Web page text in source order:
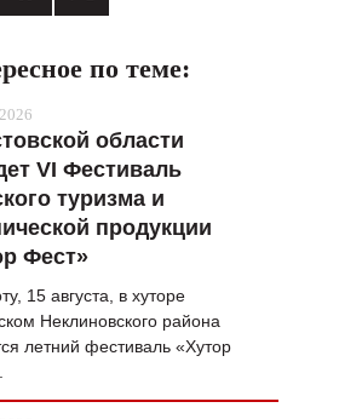
ГОРОДСКОЙ ПОРТАЛ
ВОПРОС НЕДЕЛИ
СТИЛЬ ЖИЗНИ
ХАЙП
ЧЕЛОВЕК ОСОБЕННЫЙ
по теме:
области
VI Фестиваль
туризма и
продукции
Фест»
15 августа, в хуторе
Неклиновского района
летний фестиваль «Хутор